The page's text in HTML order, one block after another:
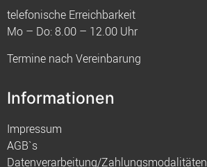
telefonische Erreichbarkeit
Mo – Do: 8.00 – 12.00 Uhr
Termine nach Vereinbarung
Informationen
Impressum
AGB`s
Datenverarbeitung/Zahlungsmodalitäten